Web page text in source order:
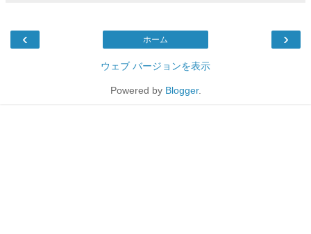
‹ ›
ホーム
ウェブ バージョンを表示
Powered by Blogger.